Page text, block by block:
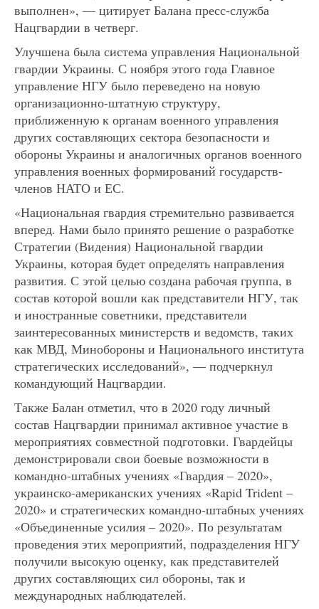
выполнен», — цитирует Балана пресс-служба
Нацгвардии в четверг.
Улучшена была система управления Национальной
гвардии Украины. С ноября этого года Главное
управление НГУ было переведено на новую
организационно-штатную структуру,
приближенную к органам военного управления
других составляющих сектора безопасности и
обороны Украины и аналогичных органов военного
управления военных формирований государств-
членов НАТО и ЕС.
«Национальная гвардия стремительно развивается
вперед. Нами было принято решение о разработке
Стратегии (Видения) Национальной гвардии
Украины, которая будет определять направления
развития. С этой целью создана рабочая группа, в
состав которой вошли как представители НГУ, так
и иностранные советники, представители
заинтересованных министерств и ведомств, таких
как МВД, Минобороны и Национального института
стратегических исследований», — подчеркнул
командующий Нацгвардии.
Также Балан отметил, что в 2020 году личный
состав Нацгвардии принимал активное участие в
мероприятиях совместной подготовки. Гвардейцы
демонстрировали свои боевые возможности в
командно-штабных учениях «Гвардия – 2020»,
украинско-американских учениях «Rapid Trident –
2020» и стратегических командно-штабных учениях
«Объединенные усилия – 2020». По результатам
проведения этих мероприятий, подразделения НГУ
получили высокую оценку, как представителей
других составляющих сил обороны, так и
международных наблюдателей.